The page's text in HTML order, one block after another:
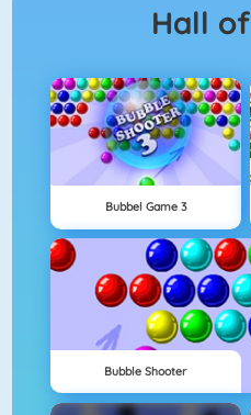
Hall of
Bubbel Game 3
Bubble Shooter